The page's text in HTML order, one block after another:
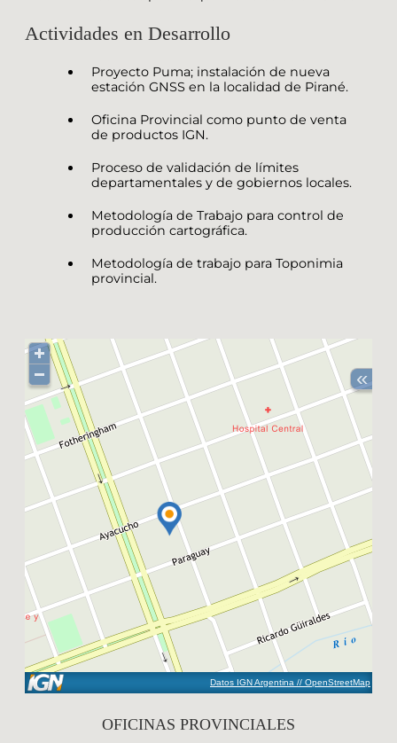
Actividades en Desarrollo
Proyecto Puma; instalación de nueva
estación GNSS en la localidad de Pirané.
Oficina Provincial como punto de venta
de productos IGN.
Proceso de validación de límites
departamentales y de gobiernos locales.
Metodología de Trabajo para control de
producción cartográfica.
Metodología de trabajo para Toponimia
provincial.
«
Datos IGN Argentina // OpenStreetMap
OFICINAS PROVINCIALES